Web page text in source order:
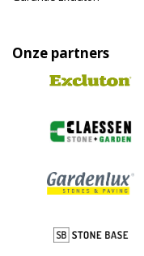
Onze partners